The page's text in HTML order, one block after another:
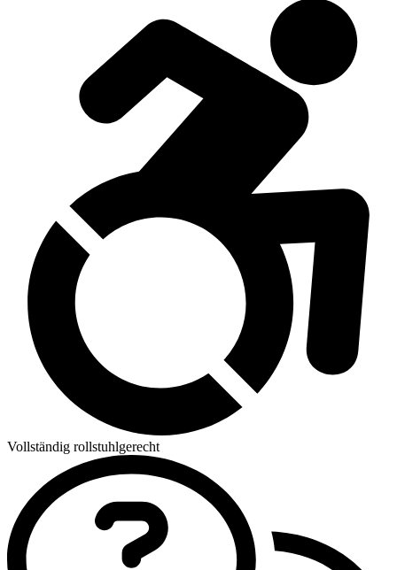
Vollständig rollstuhlgerecht